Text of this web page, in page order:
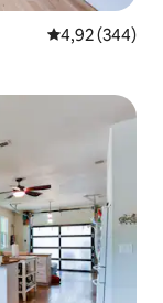
Xếp hạng
4,92 (344)